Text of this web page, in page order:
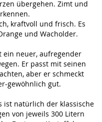
übergehen. Zimt und
kraftvoll und frisch. Es
und Wacholder.
ein neuer, aufregender
Er passt mit seinen
aber er schmeckt
gewöhnlich gut.
ist natürlich der klassische
von jeweils 300 Litern